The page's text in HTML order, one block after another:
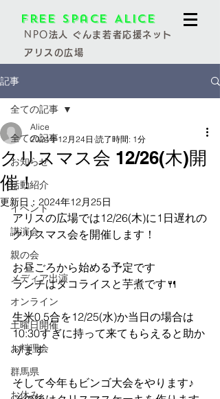
Free Space Alice
NPO法人 ぐんま若者応援ネット
アリスの広場
記事
全ての記事
お知らせ
活動紹介
イベント
講演会
親の会
メディア出演
オンライン
土曜日開催
お料理会
群馬県
お休み
全ての記事
クリスマス会 12/26(木)開
催！
Alice
2024年12月24日 読了時間: 1分
更新日： 2024年12月25日
アリスの広場では12/26(木)に1日遅れの
クリスマス会を開催します！
お昼ごろから始める予定です
ランチはタコライスと芋煮です🍴
生米0.5合を12/25(水)か当日の場合は
10:30すぎに持って来てもらえると助か
ります
そして今年もビンゴ大会をやります♪